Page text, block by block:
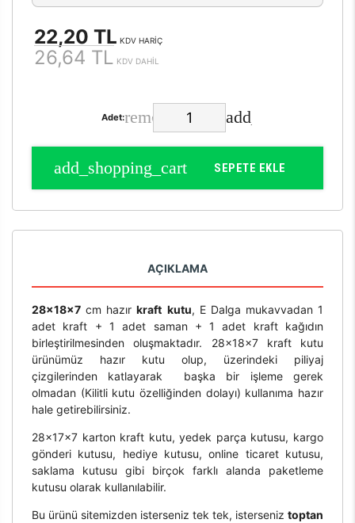
22,20 TL KDV HARİÇ
26,64 TL KDV DAHİL
Adet:
SEPETE EKLE
AÇIKLAMA
28x18x7cm hazırkraft kutu, E Dalga mukavvadan 1
adet kraft + 1 adet saman + 1 adet kraft kağıdın
birleştirilmesinden oluşmaktadır. 28x18x7 kraft kutu
ürünümüz hazır kutu olup, üzerindeki piliyaj
çizgilerinden katlayarak başka bir işleme gerek
olmadan (Kilitli kutu özelliğinden dolayı) kullanıma hazır
hale getirebilirsiniz.
28x17x7 karton kraft kutu, yedek parça kutusu, kargo
gönderi kutusu, hediye kutusu, online ticaret kutusu,
saklama kutusu gibi birçok farklı alanda paketleme
kutusu olarak kullanılabilir.
Bu ürünü sitemizden isterseniz tek tek, isterseniztoptan